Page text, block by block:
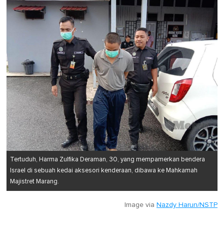
Tertuduh, Harma Zulfika Deraman, 30, yang mempamerkan bendera
Israel di sebuah kedai aksesori kenderaan, dibawa ke Mahkamah
Majistret Marang.
Image via Nazdy Harun/NSTP